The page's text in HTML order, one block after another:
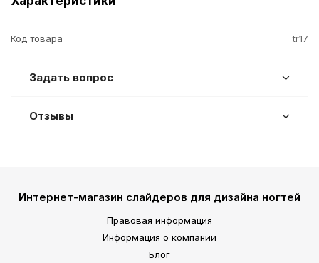
Код товара tr17
Задать вопрос
Отзывы
Интернет-магазин слайдеров для дизайна ногтей
Правовая информация
Информация о компании
Блог